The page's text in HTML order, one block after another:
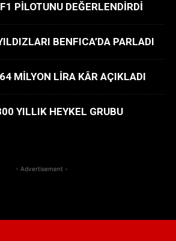
PİLOTUNU DEĞERLENDİRDİ
BENFICA’DA PARLADI
MİLYON LİRA KÂR AÇIKLADI
YILLIK HEYKEL GRUBU
- Advertisement -